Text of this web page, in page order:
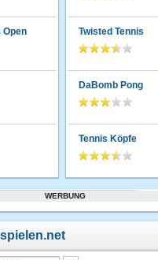
Open Twisted Tennis
DaBomb Pong
Tennis Köpfe
WERBUNG